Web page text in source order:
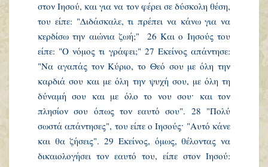
στον Ιησού, και για να τον φέρει σε δύσκολη θέση,
του είπε: "Διδάσκαλε, τι πρέπει να κάνω για να
κερδίσω την αιώνια ζωή;" 26 Και ο Ιησούς του
είπε: "Ο νόμος τι γράφει;" 27 Εκείνος απάντησε:
"Να αγαπάς τον Κύριο, το Θεό σου με όλη την
καρδιά σου και με όλη την ψυχή σου, με όλη τη
δύναμή σου και με όλο το νου σου· και τον
πλησίον σου όπως τον εαυτό σου". 28 "Πολύ
σωστά απάντησες", του είπε ο Ιησούς· "Αυτό κάνε
και θα ζήσεις". 29 Εκείνος, όμως, θέλοντας να
δικαιολογήσει τον εαυτό του, είπε στον Ιησού: